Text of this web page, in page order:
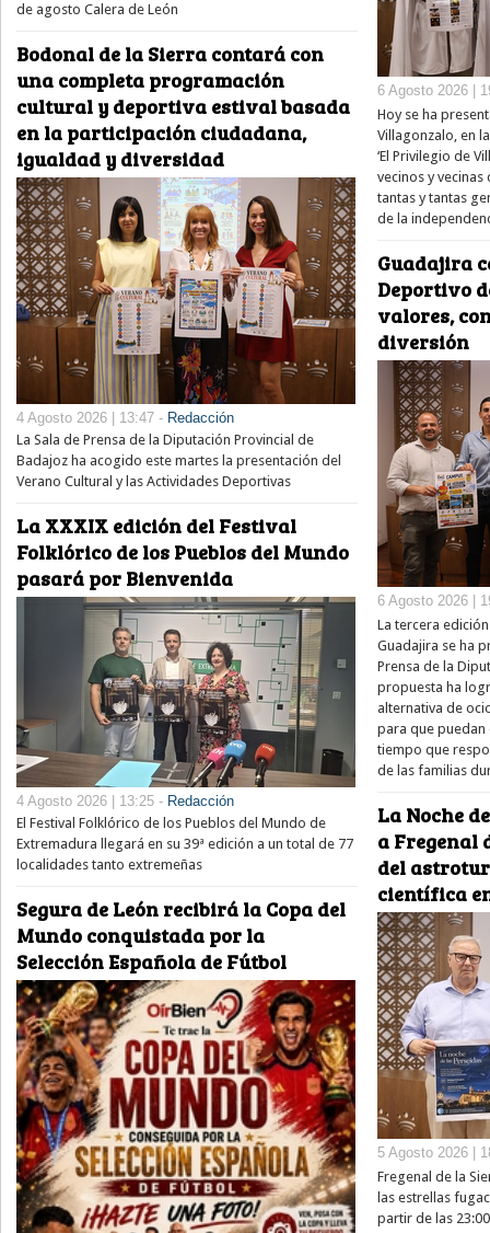
de agosto Calera de León
Bodonal de la Sierra contará con
una completa programación
cultural y deportiva estival basada
en la participación ciudadana,
igualdad y diversidad
4 Agosto 2026 | 13:47 - Redacción
La Sala de Prensa de la Diputación Provincial de
Badajoz ha acogido este martes la presentación del
Verano Cultural y las Actividades Deportivas
La XXXIX edición del Festival
Folklórico de los Pueblos del Mundo
pasará por Bienvenida
4 Agosto 2026 | 13:25 - Redacción
El Festival Folklórico de los Pueblos del Mundo de
Extremadura llegará en su 39ª edición a un total de 77
localidades tanto extremeñas
Segura de León recibirá la Copa del
Mundo conquistada por la
Selección Española de Fútbol
6 Agosto 2026 |
Hoy se ha
Villagonzalo, en
‘El Privilegio de
vecinos y
tantas y tantas
de la
Guadajira
Deportivo
valores,
diversión
6 Agosto 2026 |
La tercera
Guadajira se ha
Prensa de la
propuesta ha
alternativa de
para que puedan
tiempo que
de las familias
La Noche
a Fregenal
del
científica
5 Agosto 2026 |
Fregenal de la
las estrellas
partir de las